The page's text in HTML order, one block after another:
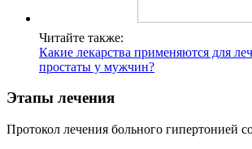
Читайте также:
Какие лекарства применяются для
простаты у мужчин?
Этапы лечения
Протокол лечения больного гипертонией